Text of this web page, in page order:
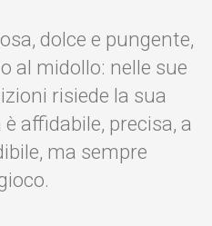
dolce e pungente,
al midollo: nelle sue
risiede la sua
affidabile, precisa, a
ma sempre